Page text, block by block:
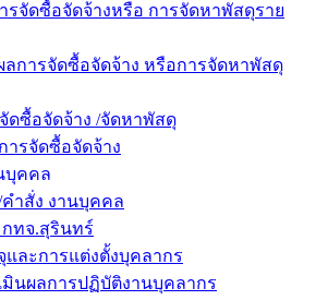
รจัดซื้อจัดจ้างหรือ การจัดหาพัสดุราย
ลการจัดซื้อจัดจ้าง หรือการจัดหาพัสดุ
ดซื้อจัดจ้าง /จัดหาพัสดุ
ารจัดซื้อจัดจ้าง
บุคคล
ำสั่ง งานบุคคล
ทจ.สุรินทร์
และการแต่งตั้งบุคลากร
มินผลการปฏิบัติงานบุคลากร